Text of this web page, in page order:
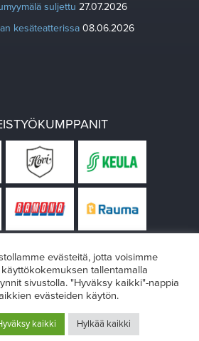
suljettu 27.07.2026
kesäteatterissa 08.06.2026
evästeitä, jotta voisimme
tallentamalla
sivustolla. "Hyväksy kaikki"-nappia
evästeiden käytön.
kaikki Hylkää kaikki